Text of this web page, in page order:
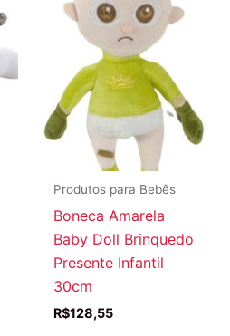
Produtos para Bebês
Boneca Amarela
Baby Doll Brinquedo
Presente Infantil
30cm
R$128,55